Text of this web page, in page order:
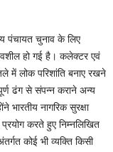
पंचायत चुनाव के लिए
हो गई है। कलेक्टर एवं
में लोक परिशांति बनाए रखने
ढंग से संपन्न कराने अन्य
नागरिक सुरक्षा
करते हुए निम्नलिखित
कोई भी व्यक्ति किसी